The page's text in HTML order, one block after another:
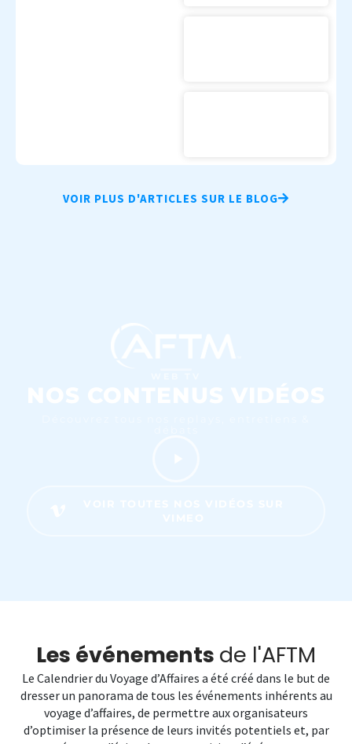
VOIR PLUS D'ARTICLES SUR LE BLOG
Les événements de l'AFTM
Le Calendrier du Voyage d’Affaires a été créé dans le but de
dresser un panorama de tous les événements inhérents au
voyage d’affaires, de permettre aux organisateurs
d’optimiser la présence de leurs invités potentiels et, par